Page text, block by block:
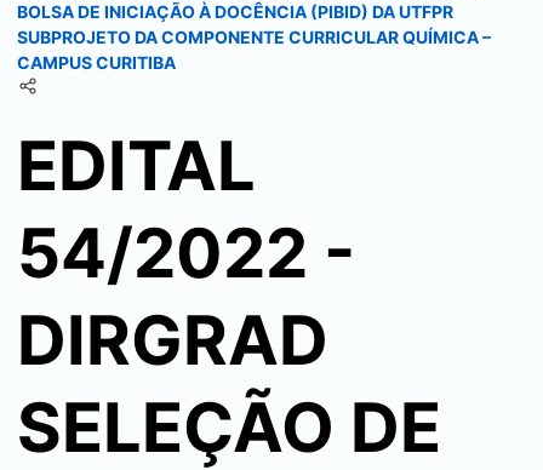
BOLSA DE INICIAÇÃO À DOCÊNCIA (PIBID) DA UTFPR
SUBPROJETO DA COMPONENTE CURRICULAR QUÍMICA –
CAMPUSCURITIBA
EDITAL
54/2022 -
DIRGRAD
SELEÇÃO DE